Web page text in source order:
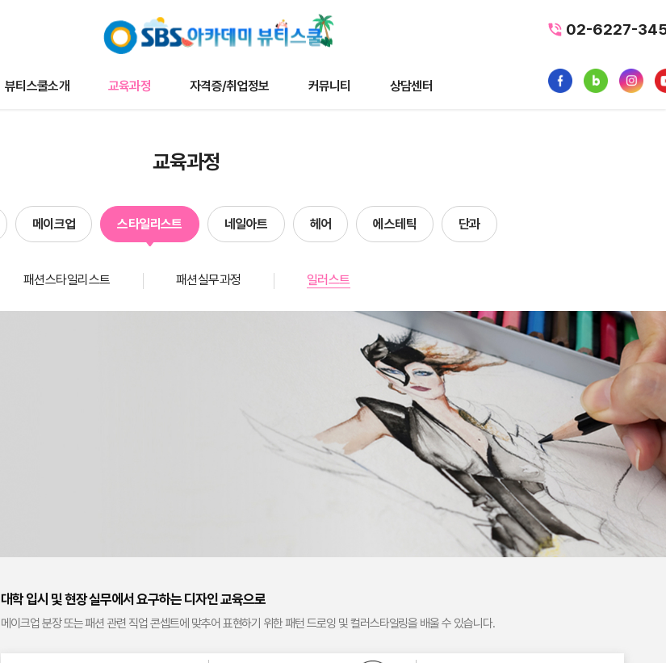
02-6227-
뷰티스쿨소개 교육과정 자격증/취업정보 커뮤니티 상담센터
채용/취업정보
자료실
이벤트
수강생인터뷰
합격자현황
내일배움카드
교육과정
메이크업 스타일리스트
패션스타일리스트 패션실무과정 일러스트
네일아트 헤어 에스테틱 단과
대학 입시 및 현장 실무에서 요구하는 디자인 교육으로
메이크업 분장 또는 패션 관련 직업 콘셉트에 맞추어 표현하기 위한 패턴 드로잉 및 컬러스타일링을 배울 수 있습니다.